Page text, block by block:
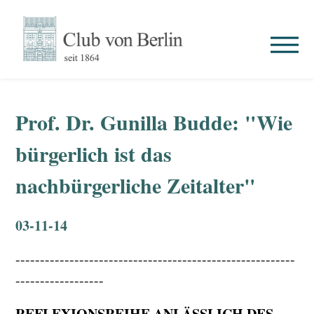
Prof. Dr. Gunilla Budde: "Wie
bürgerlich ist das
nachbürgerliche Zeitalter"
03-11-14
---------------------------------------------------------
------------------